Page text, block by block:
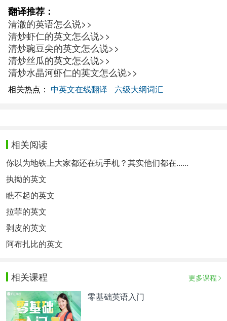
翻译推荐：
清澈的英语怎么说>>
清炒虾仁的英文怎么说>>
清炒豌豆尖的英文怎么说>>
清炒丝瓜的英文怎么说>>
清炒水晶河虾仁的英文怎么说>>
相关热点： 中英文在线翻译 六级大纲词汇
相关阅读
你以为地铁上大家都还在玩手机？其实他们都在......
执拗的英文
瞧不起的英文
拉菲的英文
剥皮的英文
阿布扎比的英文
相关课程 更多课程
零基础英语入门